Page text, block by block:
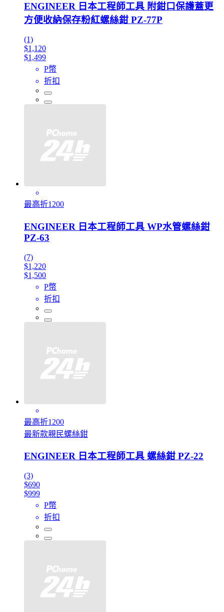
ENGINEER 日本工程師工具 附鉗口保護蓋更
方便收納保存粉紅螺絲鉗 PZ-77P
(1)
$1,120
$1,499
P幣
折扣
最高折1200
ENGINEER 日本工程師工具 WP水管螺絲鉗
PZ-63
(7)
$1,220
$1,500
P幣
折扣
最高折1200
最新款親民螺絲鉗
ENGINEER 日本工程師工具 螺絲鉗 PZ-22
(3)
$690
$999
P幣
折扣